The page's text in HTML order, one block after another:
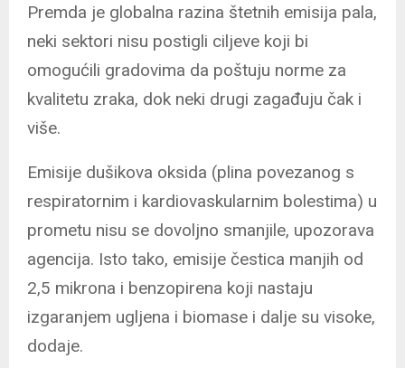
Premda je globalna razina štetnih emisija pala,
neki sektori nisu postigli ciljeve koji bi
omogućili gradovima da poštuju norme za
kvalitetu zraka, dok neki drugi zagađuju čak i
više.
Emisije dušikova oksida (plina povezanog s
respiratornim i kardiovaskularnim bolestima) u
prometu nisu se dovoljno smanjile, upozorava
agencija. Isto tako, emisije čestica manjih od
2,5 mikrona i benzopirena koji nastaju
izgaranjem ugljena i biomase i dalje su visoke,
dodaje.